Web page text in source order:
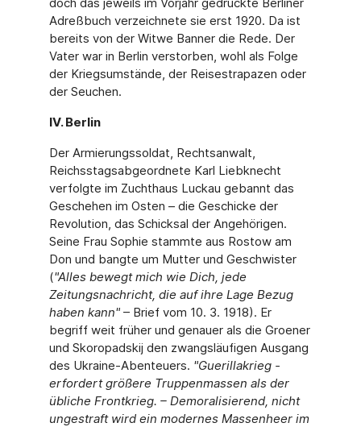
Adreßbuch verzeichnete sie erst 1920. Da ist
bereits von der Witwe Banner die Rede. Der
Vater war in Berlin verstorben, wohl als Folge
der Kriegsumstände, der Reisestrapazen oder
der Seuchen.
IV. Berlin
Der Armierungssoldat, Rechtsanwalt,
Reichsstagsabgeordnete Karl Liebknecht
verfolgte im Zuchthaus Luckau gebannt das
Geschehen im Osten – die Geschicke der
Revolution, das Schicksal der Angehörigen.
Seine Frau Sophie stammte aus Rostow am
Don und bangte um Mutter und Geschwister
("Alles bewegt mich wie Dich, jede
Zeitungsnachricht, die auf ihre Lage Bezug
haben kann"– Brief vom 10. 3. 1918). Er
begriff weit früher und genauer als die Groener
und Skoropadskij den zwangsläufigen Ausgang
des Ukraine-Abenteuers. "Guerillakrieg -
erfordert größere Truppenmassen als der
übliche Frontkrieg. – Demoralisierend, nicht
ungestraft wird ein modernes Massenheer im